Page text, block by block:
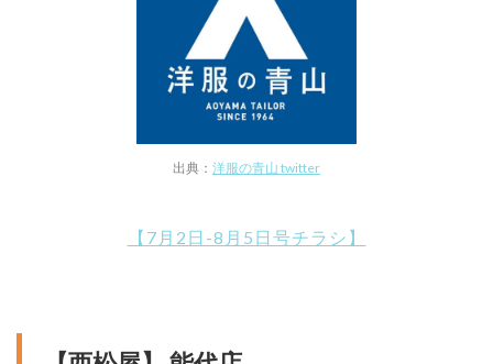
出典： 洋服の青山 twitter
【7月2日-8月5日号チラシ】